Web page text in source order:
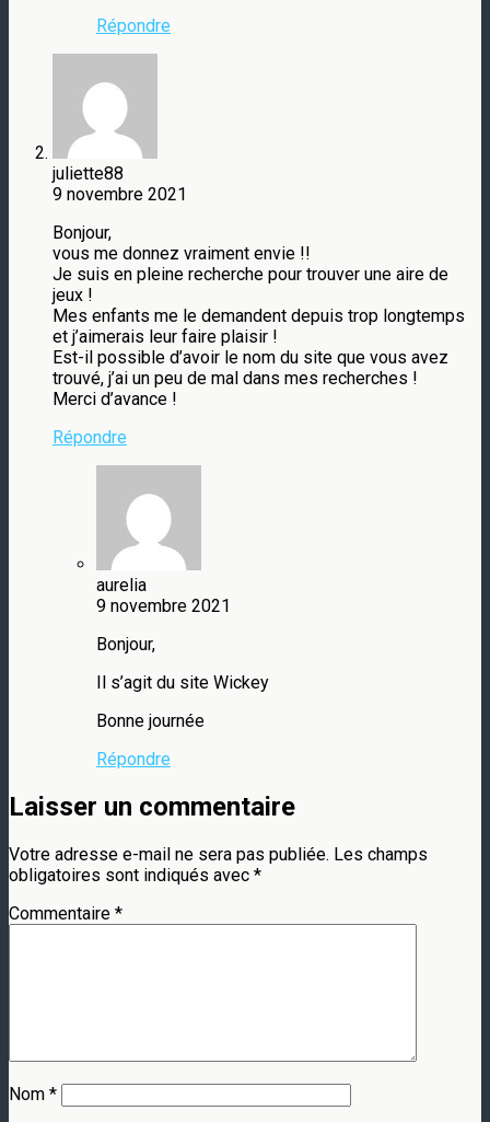
Répondre
juliette88
9 novembre 2021
Bonjour,
vous me donnez vraiment envie !!
Je suis en pleine recherche pour trouver une aire de
jeux !
Mes enfants me le demandent depuis trop longtemps
et j’aimerais leur faire plaisir !
Est-il possible d’avoir le nom du site que vous avez
trouvé, j’ai un peu de mal dans mes recherches !
Merci d’avance !
Répondre
aurelia
9 novembre 2021
Bonjour,
Il s’agit du site Wickey
Bonne journée
Répondre
Laisser un commentaire
Votre adresse e-mail ne sera pas publiée. Les champs
obligatoires sont indiqués avec *
Commentaire *
Nom *